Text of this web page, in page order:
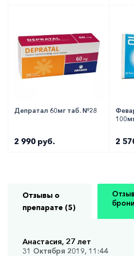
Депратал 60мг таб. №28
2 990 руб. 2
Отзывы о
препарате (5)
Анастасия, 27 лет
31 Октября 2019, 11:44